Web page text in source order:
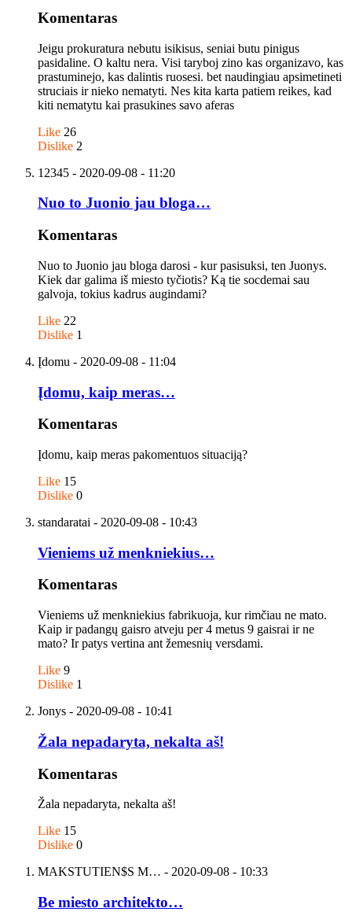
Komentaras
Jeigu prokuratura nebutu isikisus, seniai butu pinigus
pasidaline. O kaltu nera. Visi taryboj zino kas organizavo, kas
prastuminejo, kas dalintis ruosesi. bet naudingiau apsimetineti
struciais ir nieko nematyti. Nes kita karta patiem reikes, kad
kiti nematytu kai prasukines savo aferas
Like 26
Dislike 2
12345 - 2020-09-08 - 11:20
Nuo to Juonio jau bloga…
Komentaras
Nuo to Juonio jau bloga darosi - kur pasisuksi, ten Juonys.
Kiek dar galima iš miesto tyčiotis? Ką tie socdemai sau
galvoja, tokius kadrus augindami?
Like 22
Dislike 1
Įdomu - 2020-09-08 - 11:04
Įdomu, kaip meras…
Komentaras
Įdomu, kaip meras pakomentuos situaciją?
Like 15
Dislike 0
standaratai - 2020-09-08 - 10:43
Vieniems už menkniekius…
Komentaras
Vieniems už menkniekius fabrikuoja, kur rimčiau ne mato.
Kaip ir padangų gaisro atveju per 4 metus 9 gaisrai ir ne
mato? Ir patys vertina ant žemesnių versdami.
Like 9
Dislike 1
Jonys - 2020-09-08 - 10:41
Žala nepadaryta, nekalta aš!
Komentaras
Žala nepadaryta, nekalta aš!
Like 15
Dislike 0
MAKSTUTIEN$S M… - 2020-09-08 - 10:33
Be miesto architekto…